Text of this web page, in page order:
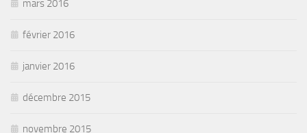
mars 2016
février 2016
janvier 2016
décembre 2015
novembre 2015